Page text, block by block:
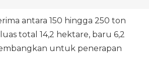
antara 150 hingga 250 ton
total 14,2 hektare, baru 6,2
untuk penerapan